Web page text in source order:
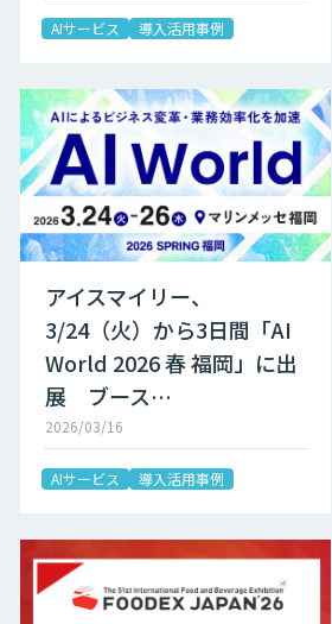
AIサービス 導入活用事例
アイスマイリー、
3/24（火）から3日間「AI
World 2026 春 福岡」に出
展 ブース…
2026/03/16
AIサービス 導入活用事例